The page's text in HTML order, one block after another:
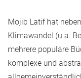
Mojib Latif hat
Klimawandel (u.a.
mehrere populäre
komplexe und